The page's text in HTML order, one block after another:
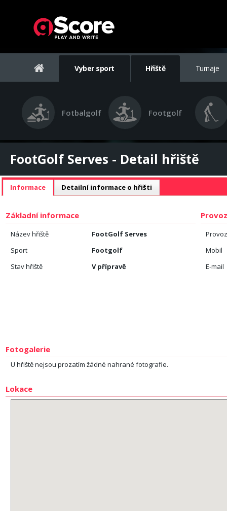
Vyber sport Hřiště Turnaje
Fotbalgolf Footgolf
FootGolf Serves - Detail hřiště
Informace Detailní informace o hřišti
Základní informace
Název hřiště
FootGolf Serves
Sport
Footgolf
Stav hřiště
V přípravě
Mobil
E-mail
Fotogalerie
U hřiště nejsou prozatím žádné nahrané fotografie.
Lokace